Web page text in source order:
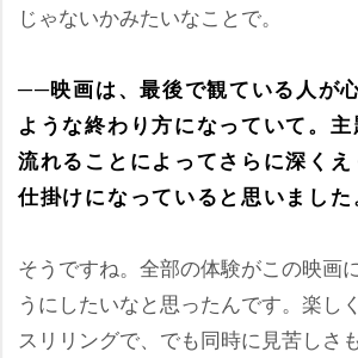
じゃないかみたいなことで。
──映画は、最後で観ている人が
ような終わり方になっていて。
流れることによってさらに深く
仕掛けになっていると思いました
そうですね。全部の体験がこの映画
うにしたいなと思ったんです。楽し
スリリングで、でも同時に見苦しさ